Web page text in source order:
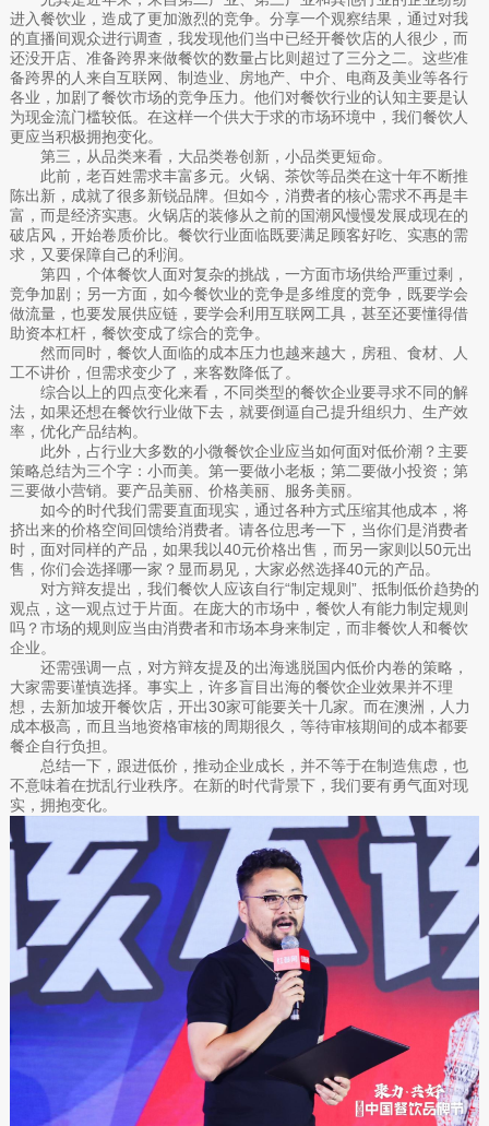
进入餐饮业，造成了更加激烈的竞争。分享一个观察结果，通过对我
的直播间观众进行调查，我发现他们当中已经开餐饮店的人很少，而
还没开店、准备跨界来做餐饮的数量占比则超过了三分之二。这些准
备跨界的人来自互联网、制造业、房地产、中介、电商及美业等各行
各业，加剧了餐饮市场的竞争压力。他们对餐饮行业的认知主要是认
为现金流门槛较低。在这样一个供大于求的市场环境中，我们餐饮人
更应当积极拥抱变化。
第三，从品类来看，大品类卷创新，小品类更短命。
此前，老百姓需求丰富多元。火锅、茶饮等品类在这十年不断推
陈出新，成就了很多新锐品牌。但如今，消费者的核心需求不再是丰
富，而是经济实惠。火锅店的装修从之前的国潮风慢慢发展成现在的
破店风，开始卷质价比。餐饮行业面临既要满足顾客好吃、实惠的需
求，又要保障自己的利润。
第四，个体餐饮人面对复杂的挑战，一方面市场供给严重过剩，
竞争加剧；另一方面，如今餐饮业的竞争是多维度的竞争，既要学会
做流量，也要发展供应链，要学会利用互联网工具，甚至还要懂得借
助资本杠杆，餐饮变成了综合的竞争。
然而同时，餐饮人面临的成本压力也越来越大，房租、食材、人
工不讲价，但需求变少了，来客数降低了。
综合以上的四点变化来看，不同类型的餐饮企业要寻求不同的解
法，如果还想在餐饮行业做下去，就要倒逼自己提升组织力、生产效
率，优化产品结构。
此外，占行业大多数的小微餐饮企业应当如何面对低价潮？主要
策略总结为三个字：小而美。第一要做小老板；第二要做小投资；第
三要做小营销。要产品美丽、价格美丽、服务美丽。
如今的时代我们需要直面现实，通过各种方式压缩其他成本，将
挤出来的价格空间回馈给消费者。请各位思考一下，当你们是消费者
时，面对同样的产品，如果我以40元价格出售，而另一家则以50元出
售，你们会选择哪一家？显而易见，大家必然选择40元的产品。
对方辩友提出，我们餐饮人应该自行“制定规则”、抵制低价趋势的
观点，这一观点过于片面。在庞大的市场中，餐饮人有能力制定规则
吗？市场的规则应当由消费者和市场本身来制定，而非餐饮人和餐饮
企业。
还需强调一点，对方辩友提及的出海逃脱国内低价内卷的策略，
大家需要谨慎选择。事实上，许多盲目出海的餐饮企业效果并不理
想，去新加坡开餐饮店，开出30家可能要关十几家。而在澳洲，人力
成本极高，而且当地资格审核的周期很久，等待审核期间的成本都要
餐企自行负担。
总结一下，跟进低价，推动企业成长，并不等于在制造焦虑，也
不意味着在扰乱行业秩序。在新的时代背景下，我们要有勇气面对现
实，拥抱变化。